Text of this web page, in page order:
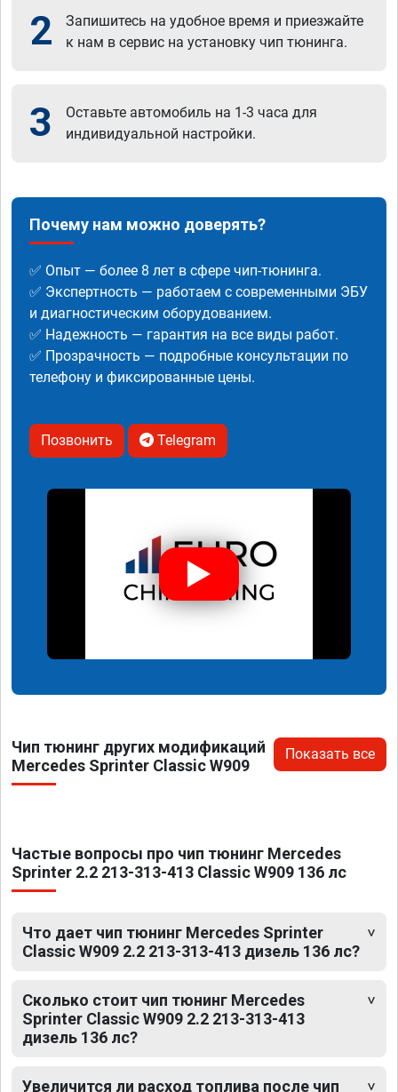
2
Запишитесь на удобное время и приезжайте
к нам в сервис на установку чип тюнинга.
3
Оставьте автомобиль на 1-3 часа для
индивидуальной настройки.
Почему нам можно доверять?
✅ Опыт — более 8 лет в сфере чип-тюнинга.
✅ Экспертность — работаем с современными ЭБУ
и диагностическим оборудованием.
✅ Надежность — гарантия на все виды работ.
✅ Прозрачность — подробные консультации по
телефону и фиксированные цены.
Позвонить Telegram
Чип тюнинг других модификаций
Mercedes Sprinter Classic W909
Показать все
Частые вопросы про чип тюнинг Mercedes
Sprinter 2.2 213-313-413 Classic W909 136 лс
Что дает чип тюнинг Mercedes Sprinter
Classic W909 2.2 213-313-413 дизель 136 лс?
Сколько стоит чип тюнинг Mercedes
Sprinter Classic W909 2.2 213-313-413
дизель 136 лс?
Увеличится ли расход топлива после чип